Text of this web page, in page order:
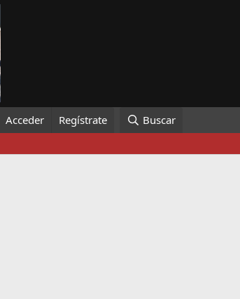
Acceder Regístrate Buscar